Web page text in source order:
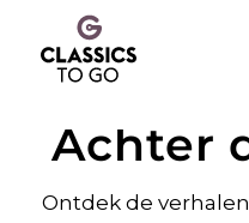
Achter
Ontdek de